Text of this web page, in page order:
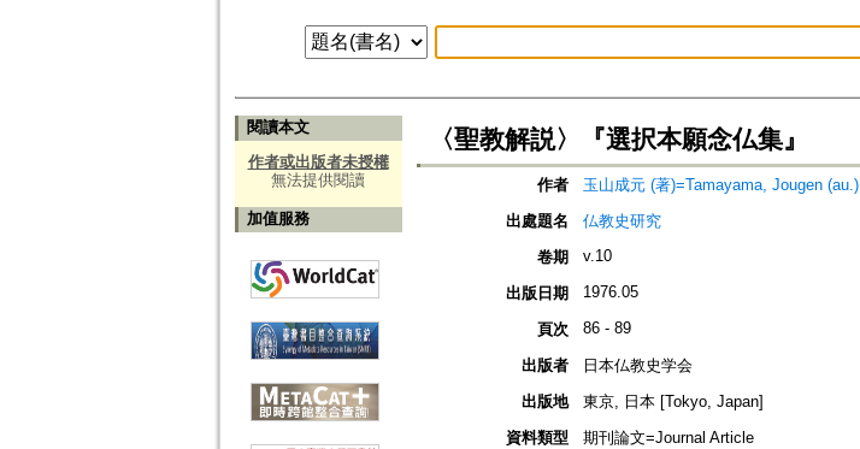
閱讀本文
作者或出版者未授權
無法提供閱讀
加值服務
〈聖教解説〉『選択本願念仏集』
作者
玉山成元 (著)=Tamayama, Jougen (au.)
出處題名
仏教史研究
卷期
v.10
出版日期 1976.05
頁次 86 - 89
出版者
日本仏教史学会
出版地
東京, 日本 [Tokyo, Japan]
資料類型
期刊論文=Journal Article